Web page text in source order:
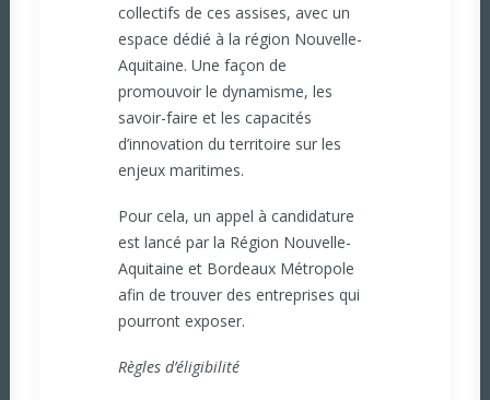
collectifs de ces assises, avec un
espace dédié à la région Nouvelle-
Aquitaine. Une façon de
promouvoir le dynamisme, les
savoir-faire et les capacités
d’innovation du territoire sur les
enjeux maritimes.
Pour cela, un appel à candidature
est lancé par la Région Nouvelle-
Aquitaine et Bordeaux Métropole
afin de trouver des entreprises qui
pourront exposer.
Règles d’éligibilité